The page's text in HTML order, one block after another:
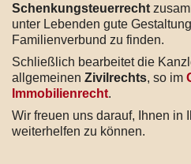
Schenkungsteuerrecht
unter Lebenden gute
Familienverbund zu finden.
Schließlich bearbeitet die
allgemeinen Zivilrechts, so im
Immobilienrecht.
Wir freuen uns darauf, Ihnen in
weiterhelfen zu können.